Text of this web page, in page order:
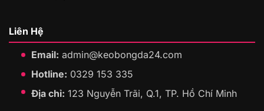
Liên Hệ
Email: admin@keobongda24.com
Hotline: 0329 153 335
Địa chỉ: 123 Nguyễn Trãi, Q.1, TP. Hồ Chí Minh